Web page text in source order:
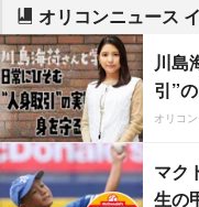
オリコンニュース
川島
引”
オリコ
マク
生の